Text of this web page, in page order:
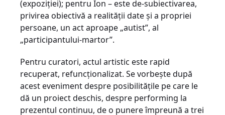
(expoziţiei); pentru Ion – este de-subiectivarea,
privirea obiectivă a realităţii date şi a propriei
persoane, un act aproape „autist”, al
„participantului-martor”.
Pentru curatori, actul artistic este rapid
recuperat, refuncţionalizat. Se vorbeşte după
acest eveniment despre posibilităţile pe care le
dă un proiect deschis, despre performing la
prezentul continuu, de o punere împreună a trei